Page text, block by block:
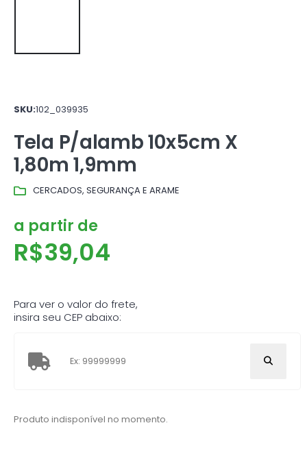
SKU:102_039935
Tela P/alamb 10x5cm X
1,80m 1,9mm
CERCADOS, SEGURANÇA E ARAME
a partir de
R$39,04
Para ver o valor do frete,
insira seu CEP abaixo:
Produto indisponível no momento.